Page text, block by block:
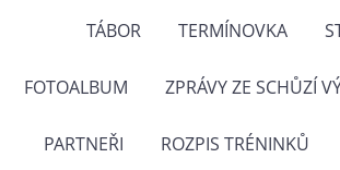
TÁBOR TERMÍNOVKA
FOTOALBUM ZPRÁVY ZE SCHŮZÍ
PARTNEŘI ROZPIS TRÉNINKŮ